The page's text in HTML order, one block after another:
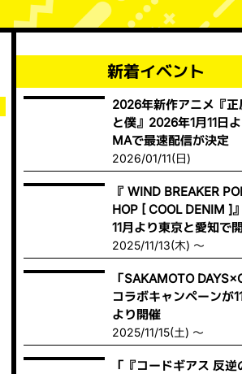
新着イベント
2026年新作アニメ『正
と僕』2026年1月11日
MAで最速配信が決定
2026/01/11(日)
『 WIND BREAKER
HOP [ COOL DENIM ]
11月より東京と愛知で
2025/11/13(木) ～
「SAKAMOTO
コラボキャンペーンが
より開催
2025/11/15(土) ～
「『コードギアス 反逆